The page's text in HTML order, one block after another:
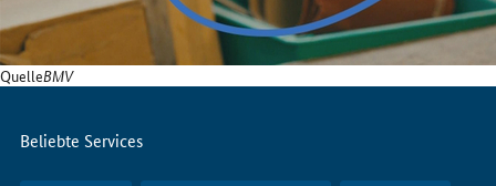
QuelleBMV
Servicemenü
Beliebte Services